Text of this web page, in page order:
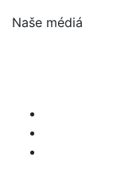
Naše médiá